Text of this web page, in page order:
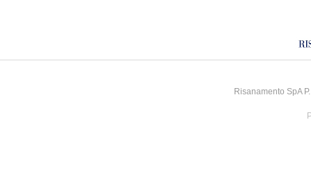
Risanamento SpA